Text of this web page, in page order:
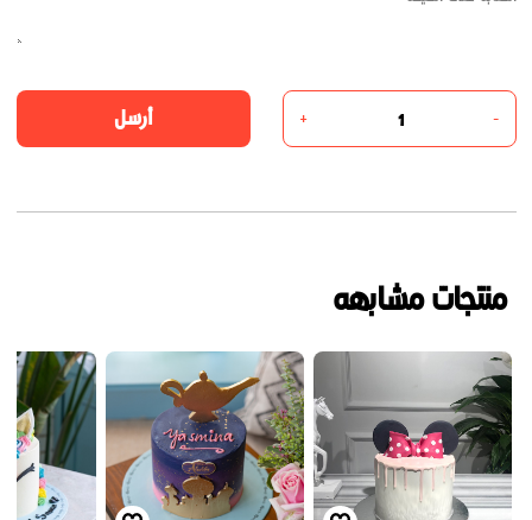
-
+ أرسل
منتجات مشابهه